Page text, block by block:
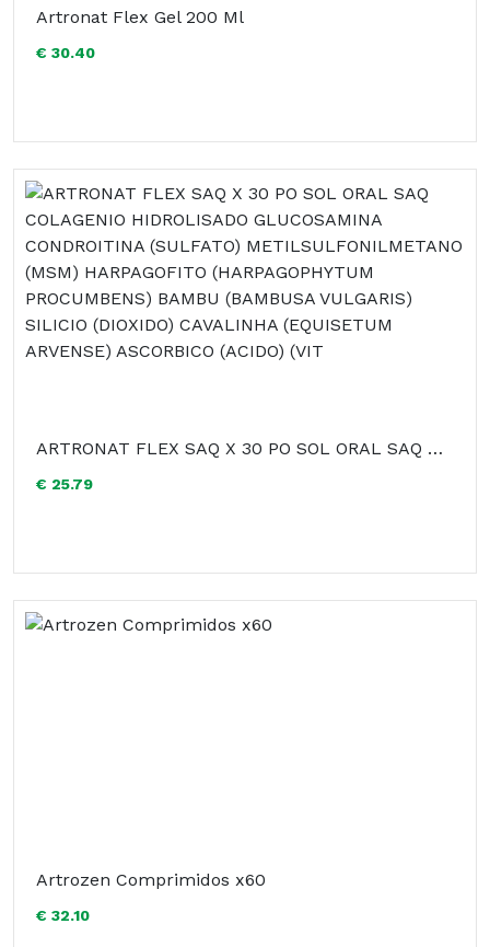
Artronat Flex Gel 200 Ml
€ 30.40
ARTRONAT FLEX SAQ X 30 PO SOL ORAL SAQ COLAGENIO HIDROLISADO GLUCOSAMINA CONDROITINA (SULFATO) METILSULFONILMETANO (MSM) HARPAGOFITO (HARPAGOPHYTUM PROCUMBENS) BAMBU (BAMBUSA VULGARIS) SILICIO (DIOXIDO) CAVALINHA (EQUISETUM ARVENSE) ASCORBICO (ACIDO) (VIT
€ 25.79
Artrozen Comprimidos x60
€ 32.10